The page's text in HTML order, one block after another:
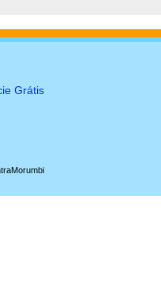
Grátis